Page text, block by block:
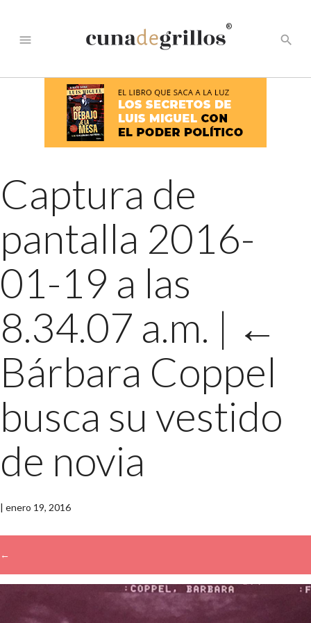
menu
®
search
Captura de
pantalla 2016-
01-19 a las
8.34.07 a.m. | ←
Bárbara Coppel
busca su vestido
de novia
| enero 19, 2016
←